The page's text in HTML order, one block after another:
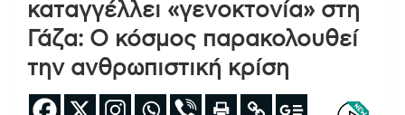
καταγγέλλει «γενοκτονία» στη
Γάζα: Ο κόσμος παρακολουθεί
την ανθρωπιστική κρίση